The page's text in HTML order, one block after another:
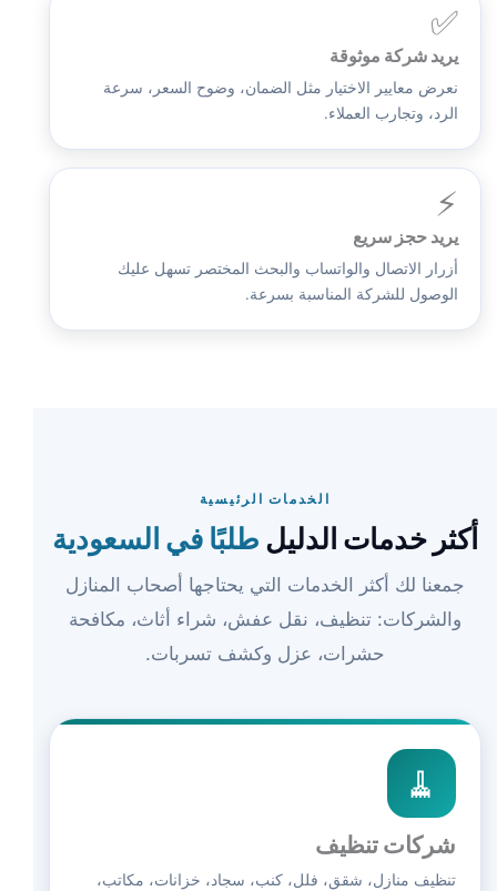
✅
يريد شركة موثوقة
نعرض معايير الاختيار مثل الضمان، وضوح السعر، سرعة
الرد، وتجارب العملاء.
⚡
يريد حجز سريع
أزرار الاتصال والواتساب والبحث المختصر تسهل عليك
الوصول للشركة المناسبة بسرعة.
الخدمات الرئيسية
أكثر خدمات الدليل طلبًا في السعودية
جمعنا لك أكثر الخدمات التي يحتاجها أصحاب المنازل
والشركات: تنظيف، نقل عفش، شراء أثاث، مكافحة
حشرات، عزل وكشف تسربات.
🧹
شركات تنظيف
تنظيف منازل، شقق، فلل، كنب، سجاد، خزانات، مكاتب،